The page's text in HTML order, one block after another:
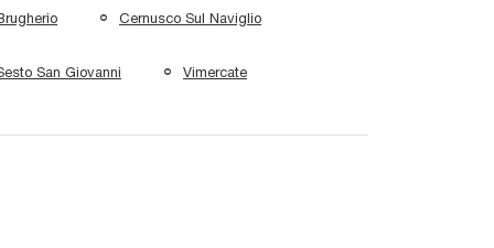
Cernusco Sul Naviglio
San Giovanni Vimercate